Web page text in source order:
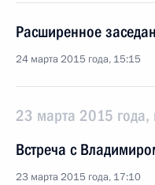
Расширенное
24 марта 2015 года, 15:15
23 марта 2015 года,
Встреча с
23 марта 2015 года, 17:10